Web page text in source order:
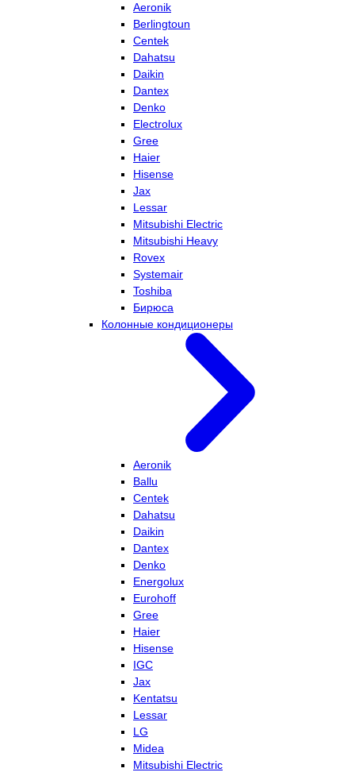
Aeronik
Berlingtoun
Centek
Dahatsu
Daikin
Dantex
Denko
Electrolux
Gree
Haier
Hisense
Jax
Lessar
Mitsubishi Electric
Mitsubishi Heavy
Rovex
Systemair
Toshiba
Бирюса
Колонные кондиционеры
Aeronik
Ballu
Centek
Dahatsu
Daikin
Dantex
Denko
Energolux
Eurohoff
Gree
Haier
Hisense
IGC
Jax
Kentatsu
Lessar
LG
Midea
Mitsubishi Electric